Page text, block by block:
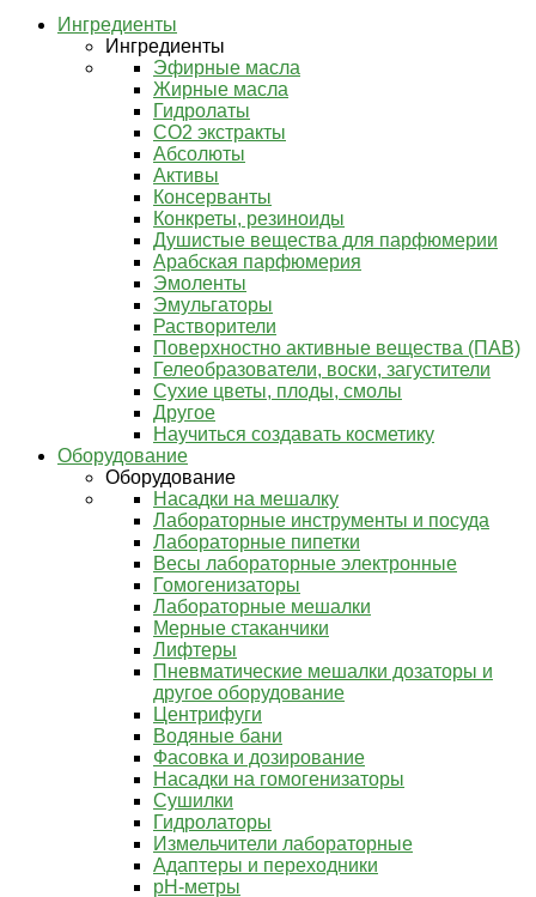
Ингредиенты
Ингредиенты
Эфирные масла
Жирные масла
Гидролаты
СО2 экстракты
Абсолюты
Активы
Консерванты
Конкреты, резиноиды
Душистые вещества для парфюмерии
Арабская парфюмерия
Эмоленты
Эмульгаторы
Растворители
Поверхностно активные вещества (ПАВ)
Гелеобразователи, воски, загустители
Сухие цветы, плоды, смолы
Другое
Научиться создавать косметику
Оборудование
Оборудование
Насадки на мешалку
Лабораторные инструменты и посуда
Лабораторные пипетки
Весы лабораторные электронные
Гомогенизаторы
Лабораторные мешалки
Мерные стаканчики
Лифтеры
Пневматические мешалки дозаторы и
другое оборудование
Центрифуги
Водяные бани
Фасовка и дозирование
Насадки на гомогенизаторы
Сушилки
Гидролаторы
Измельчители лабораторные
Адаптеры и переходники
pH-метры